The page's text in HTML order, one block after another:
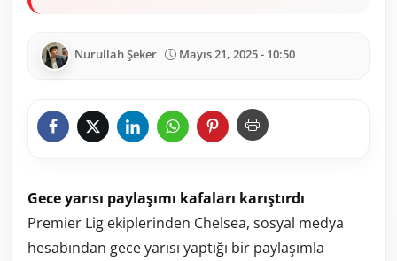
Nurullah Şeker Mayıs 21, 2025 - 10:50
Gece yarısı paylaşımı kafaları karıştırdı
Premier Lig ekiplerinden Chelsea, sosyal medya
hesabından gece yarısı yaptığı bir paylaşımla